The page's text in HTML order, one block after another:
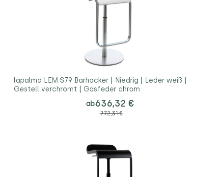
lapalma LEM S79 Barhocker | Niedrig | Leder weiß |
Gestell verchromt | Gasfeder chrom
ab636,32 €
772,31 €